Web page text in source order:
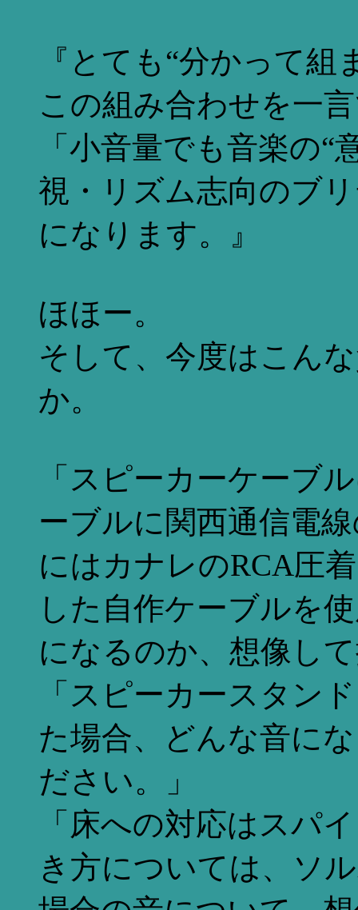
『とても“分かって
この組み合わせを一
「小音量でも音楽の
視・リズム志向のブ
になります。』
ほほー。
そして、今度はこん
か。
「スピーカーケーブ
ーブルに関西通信電
にはカナレのRCA圧
した自作ケーブルを
になるのか、想像し
「スピーカースタン
た場合、どんな音に
ださい。」
「床への対応はスパ
き方については、ソ